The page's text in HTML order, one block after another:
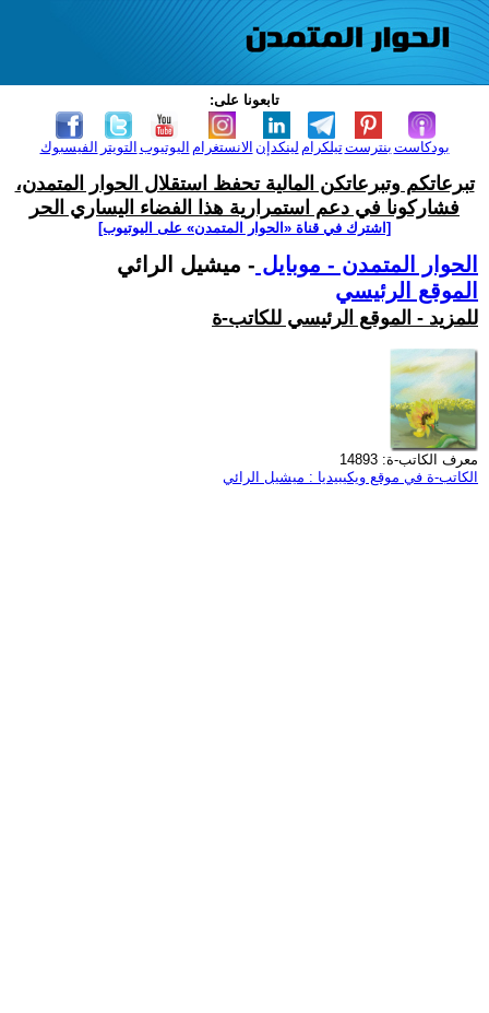
تابعونا على:
الفيسبوك التويتر اليوتيوب الانستغرام لينكدإن تيلكرامبنترست بودكاست
تبرعاتكم وتبرعاتكن المالية تحفظ استقلال الحوار المتمدن،
فشاركونا في دعم استمرارية هذا الفضاء اليساري الحر
[اشترك في قناة ‫«الحوار المتمدن» على اليوتيوب]
الحوار المتمدن - موبايل - ميشيل الرائي
الموقع الرئيسي
للمزيد - الموقع الرئيسي للكاتب-ة
معرف الكاتب-ة: 14893
الكاتب-ة في موقع ويكيبيديا : ميشيل الرائي